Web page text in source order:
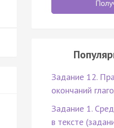
Задание 12.
окончаний
Задание 1.
в тексте